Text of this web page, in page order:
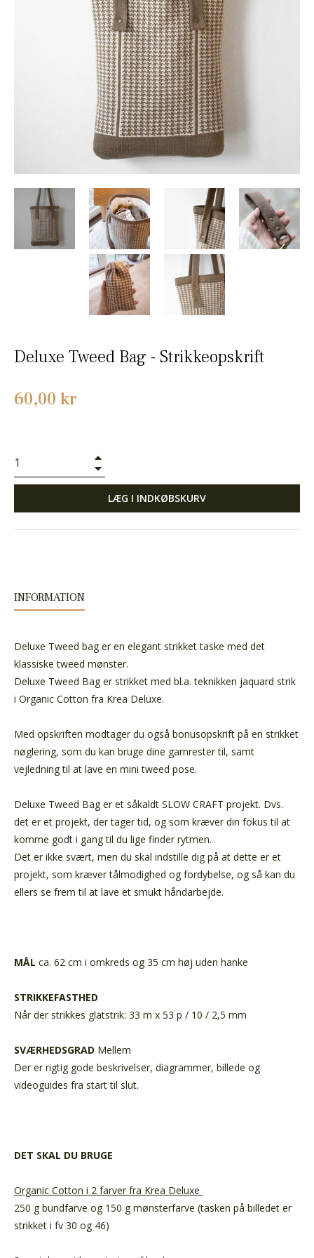
Deluxe Tweed Bag - Strikkeopskrift
Normalpris
60,00 kr
LÆG I INDKØBSKURV
INFORMATION
Deluxe Tweed bag er en elegant strikket taske med det
klassiske tweed mønster.
Deluxe Tweed Bag er strikket med bl.a. teknikken jaquard strik
i Organic Cotton fra Krea Deluxe.
Med opskriften modtager du også bonusopskrift på en strikket
nøglering, som du kan bruge dine garnrester til, samt
vejledning til at lave en mini tweed pose.
Deluxe Tweed Bag er et såkaldt SLOW CRAFT projekt. Dvs.
det er et projekt, der tager tid, og som kræver din fokus til at
komme godt i gang til du lige finder rytmen.
Det er ikke svært, men du skal indstille dig på at dette er et
projekt, som kræver tålmodighed og fordybelse, og så kan du
ellers se frem til at lave et smukt håndarbejde.
MÅL ca. 62 cm i omkreds og 35 cm høj uden hanke
STRIKKEFASTHED
Når der strikkes glatstrik: 33 m x 53 p / 10 / 2,5 mm
SVÆRHEDSGRAD Mellem
Der er rigtig gode beskrivelser, diagrammer, billede og
videoguides fra start til slut.
DET SKAL DU BRUGE
Organic Cotton i 2 farver fra Krea Deluxe
250 g bundfarve og 150 g mønsterfarve (tasken på billedet er
strikket i fv 30 og 46)